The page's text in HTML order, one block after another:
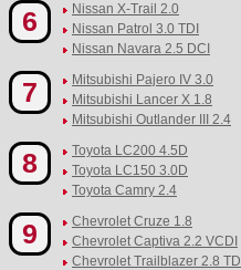
6
Nissan X-Trail 2.0
Nissan Patrol 3.0 TDI
Nissan Navara 2.5 DCI
7
Mitsubishi Pajero IV 3.0
Mitsubishi Lancer X 1.8
Mitsubishi Outlander III 2.4
8
Toyota LC200 4.5D
Toyota LC150 3.0D
Toyota Camry 2.4
9
Chevrolet Cruze 1.8
Chevrolet Captiva 2.2 VCDI
Chevrolet Trailblazer 2.8 TD